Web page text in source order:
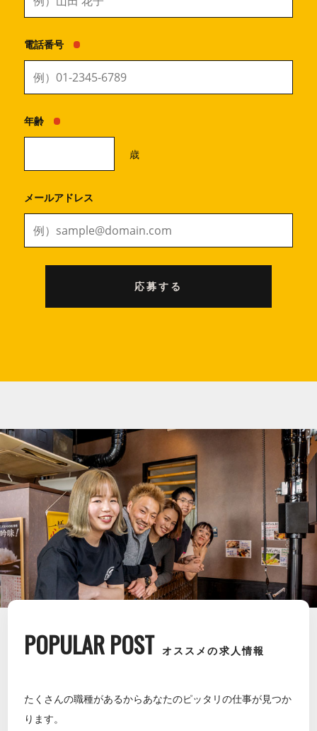
電話番号
年齢
歳
メールアドレス
POPULAR POST オススメの求人情報
たくさんの職種があるからあなたのピッタリの仕事が見つか
ります。